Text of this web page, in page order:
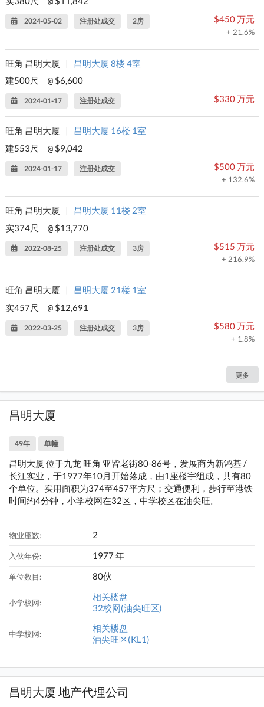
2024-05-02 注册处成交 2房 $450 万元
+ 21.6%
旺角 昌明大厦 |
昌明大厦 8楼 4室
建500尺
@ $6,600
2024-01-17 注册处成交 $330 万元
旺角 昌明大厦
昌明大厦 16楼 1室
建553尺
@ $9,042
2024-01-17 注册处成交 $500 万元
+ 132.6%
旺角 昌明大厦
昌明大厦 11楼 2室
实374尺
@ $13,770
2022-08-25 注册处成交 3房 $515 万元
+ 216.9%
旺角 昌明大厦
昌明大厦 21楼 1室
实457尺
@ $12,691
2022-03-25 注册处成交 3房 $580 万元
+ 1.8%
更多
昌明大厦
49年 单幢
昌明大厦 位于九龙 旺角 亚皆老街80-86号，发展商为新鸿基 /
长江实业，于1977年10月开始落成，由1座楼宇组成，共有80
个单位。实用面积为374至457平方尺；交通便利，步行至港铁
时间约4分钟，小学校网在32区，中学校区在油尖旺。
物业座数: 2
入伙年份: 1977 年
单位数目: 80伙
小学校网:
相关楼盘
32校网(油尖旺区)
中学校网:
相关楼盘
油尖旺区(KL1)
昌明大厦 地产代理公司